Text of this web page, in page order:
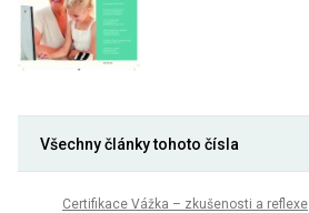
Všechny články tohoto čísla
Certifikace Vážka – zkušenosti a reflexe